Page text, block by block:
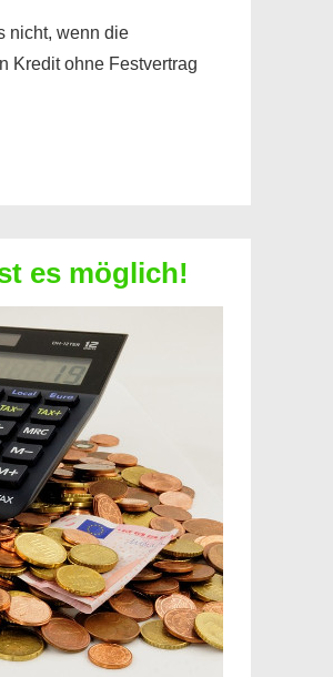
nicht, wenn die
Kredit ohne Festvertrag
es möglich!